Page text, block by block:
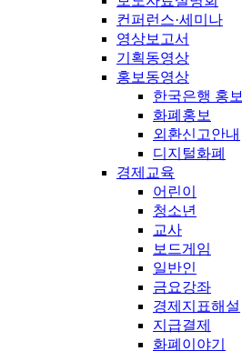
컨퍼런스·세미나
영상보고서
기획동영상
홍보동영상
한국은행 홍보
화폐홍보
외환신고안내
디지털화폐
경제교육
어린이
청소년
교사
보드게임
일반인
금요강좌
경제지표해설
지급결제
화폐이야기